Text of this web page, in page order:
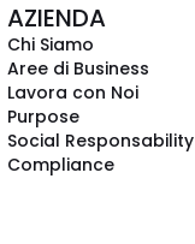
AZIENDA
Chi Siamo
Aree di Business
Lavora con Noi
Purpose
Social Responsability
Compliance